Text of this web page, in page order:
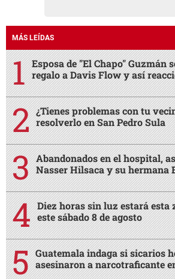
MÁS LEÍDAS
Esposa de "El Chapo" Guzmán
regalo a Davis Flow y así
¿Tienes problemas con tu
resolverlo en San Pedro Sula
Abandonados en el hospital,
Nasser Hilsaca y su hermana
Diez horas sin luz estará esta
este sábado 8 de agosto
Guatemala indaga si sicarios
asesinaron a narcotraficante